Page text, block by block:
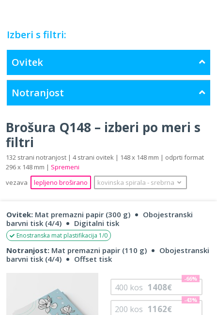
Izberi s filtri:
Ovitek
Notranjost
Brošura Q148 – izberi po meri s
filtri
132 strani notranjost | 4 strani ovitek | 148 x 148 mm | odprti format
296 x 148 mm | Spremeni
vezava
lepljeno broširano kovinska spirala ‐ srebrna
Ovitek: Mat premazni papir (300 g)
Obojestranski
barvni tisk (4/4)
Digitalni tisk
Enostranska mat plastifikacija 1/0
Notranjost: Mat premazni papir (110 g)
Obojestranski
barvni tisk (4/4)
Offset tisk
200 kos 1162€
-43%
400 kos 1408€
-66%